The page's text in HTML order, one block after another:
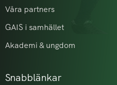
Våra partners
GAIS i samhället
Akademi & ungdom
Snabblänkar